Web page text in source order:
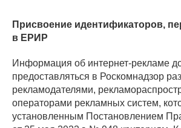
Присвоение идентификаторов,
в ЕРИР
Информация об интернет-рекламе
предоставляться в Роскомнадзор
рекламодателями,
операторами рекламных систем,
установленным Постановлением